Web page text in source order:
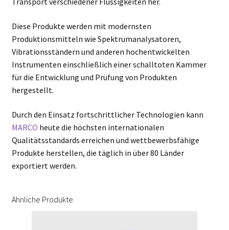
Diese Produkte werden mit modernsten
Produktionsmitteln wie Spektrumanalysatoren,
Vibrationsständern und anderen hochentwickelten
Instrumenten einschließlich einer schalltoten Kammer
für die Entwicklung und Prüfung von Produkten
hergestellt.
Durch den Einsatz fortschrittlicher Technologien kann
MARCO heute die höchsten internationalen
Qualitätsstandards erreichen und wettbewerbsfähige
Produkte herstellen, die täglich in über 80 Länder
exportiert werden.
Ähnliche Produkte